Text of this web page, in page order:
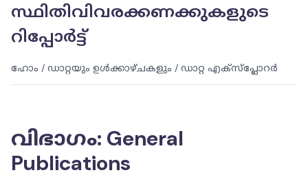
സ്ഥിതിവിവരക്കണക്കുകളുടെ
റിപ്പോർട്ട്
ഹോം / ഡാറ്റയും ഉൾക്കാഴ്ചകളും / ഡാറ്റ എക്സ്പ്ലോറർ
വിഭാഗം: General
Publications